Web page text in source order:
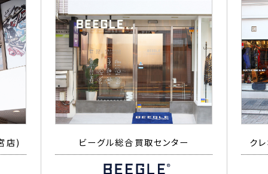
店) ビーグル総合買取センター ク